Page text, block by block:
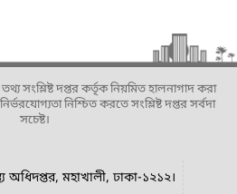
সংশ্লিষ্ট দপ্তর কর্তৃক নিয়মিত হালনাগাদ করা
নিশ্চিত করতে সংশ্লিষ্ট দপ্তর সর্বদা
সচেষ্ট।
অধিদপ্তর, মহাখালী, ঢাকা-১২১২।